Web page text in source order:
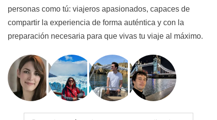
personas como tú: viajeros apasionados, capaces de
compartir la experiencia de forma auténtica y con la
preparación necesaria para que vivas tu viaje al máximo.